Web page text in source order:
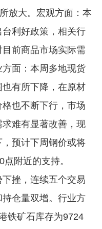
放大。宏观方面：本
利好政策，相关行
前商品市场实际需
面：本周多地现货
有所下降，在原材
也不断下行，市场
难有显著改善，现
预计下周钢价或将
附近的支持。
挫，连续五个交易
仓量双增。行业方
铁矿石库存为9724